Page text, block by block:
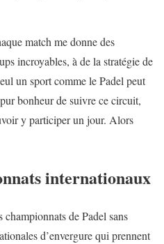
match me donne des
incroyables, à de la stratégie de
un sport comme le Padel peut
bonheur de suivre ce circuit,
y participer un jour. Alors
internationaux
de Padel sans
d’envergure qui prennent